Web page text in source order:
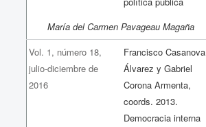
María del Carmen Pavageau Magaña
Vol. 1, número 18,
julio-diciembre de
2016
Francisco Casanova
Álvarez y Gabriel
Corona Armenta,
coords. 2013.
Democracia interna